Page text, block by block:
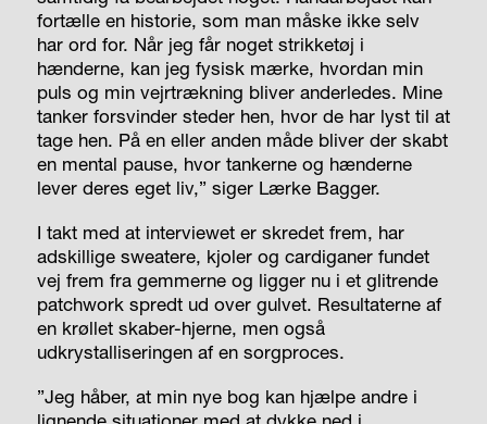
fortælle en historie, som man måske ikke selv
har ord for. Når jeg får noget strikketøj i
hænderne, kan jeg fysisk mærke, hvordan min
puls og min vejrtrækning bliver anderledes. Mine
tanker forsvinder steder hen, hvor de har lyst til at
tage hen. På en eller anden måde bliver der skabt
en mental pause, hvor tankerne og hænderne
lever deres eget liv,” siger Lærke Bagger.
I takt med at interviewet er skredet frem, har
adskillige sweatere, kjoler og cardiganer fundet
vej frem fra gemmerne og ligger nu i et glitrende
patchwork spredt ud over gulvet. Resultaterne af
en krøllet skaber-hjerne, men også
udkrystalliseringen af en sorgproces.
”Jeg håber, at min nye bog kan hjælpe andre i